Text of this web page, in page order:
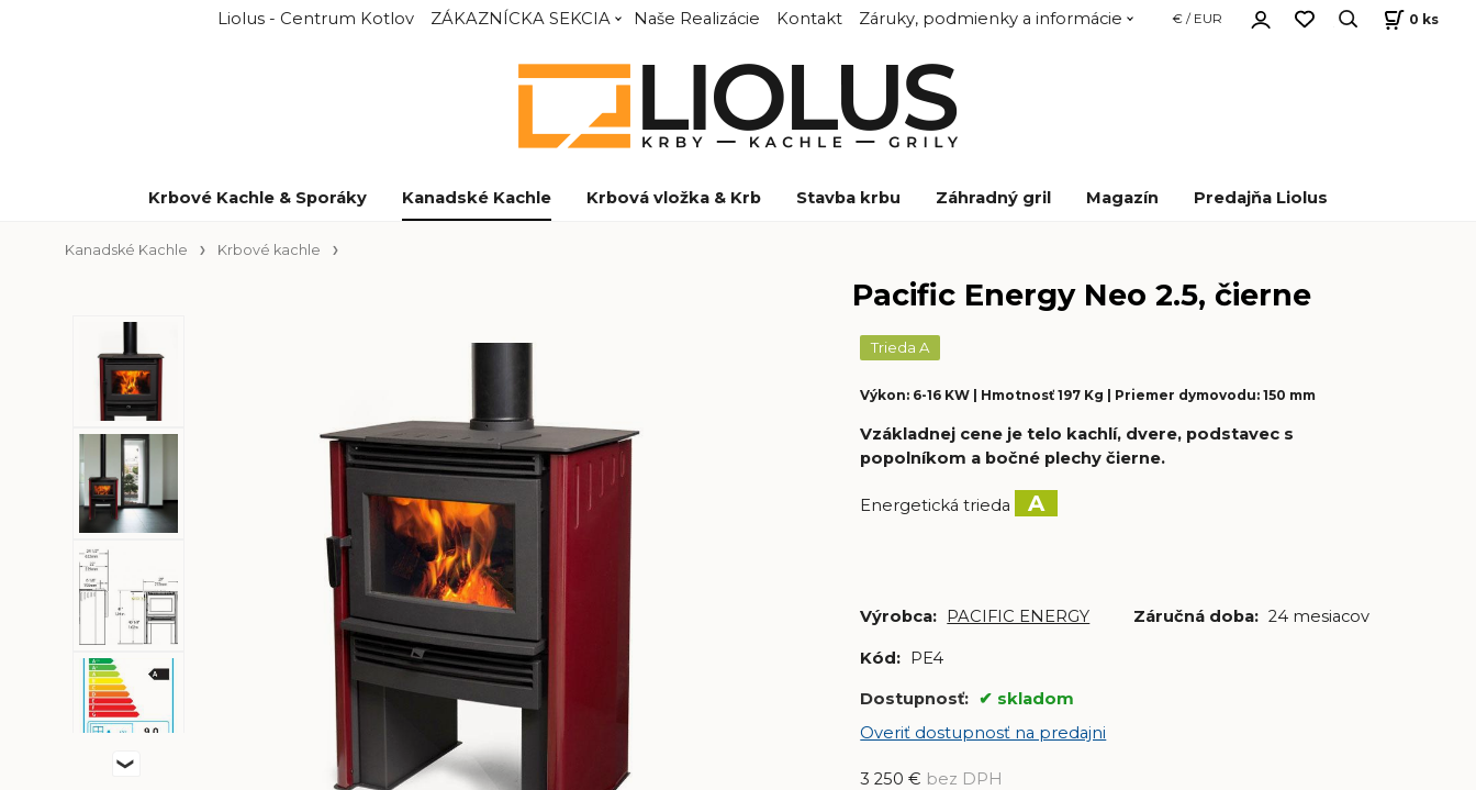
Liolus - Centrum Kotlov ZÁKAZNÍCKA SEKCIA Naše Realizácie Kontakt Záruky, podmienky a informácie € / EUR 0 ks
Krbové Kachle & Sporáky Kanadské Kachle Krbová vložka & Krb Stavba krbu Záhradný gril Magazín Predajňa Liolus
Kanadské Kachle Krbové kachle
Pacific Energy Neo 2.5, čierne
Trieda A
Výkon: 6-16 KW | Hmotnosť 197 Kg | Priemer dymovodu: 150 mm
Vzákladnej cene je telo kachlí, dvere, podstavec s
popolníkom a bočné plechy čierne.
Energetická trieda A
Výrobca: PACIFIC ENERGY Záručná doba: 24 mesiacov
Kód: PE4
Dostupnosť:
skladom
Overiť dostupnosť na predajni
3 250 € bez DPH